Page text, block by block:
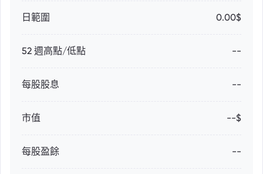
日範圍 0.00$
52 週高點/低點 --
每股股息 --
市值 --$
每股盈餘 --